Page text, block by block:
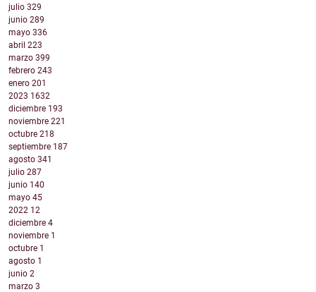
julio 329
junio 289
mayo 336
abril 223
marzo 399
febrero 243
enero 201
2023 1632
diciembre 193
noviembre 221
octubre 218
septiembre 187
agosto 341
julio 287
junio 140
mayo 45
2022 12
diciembre 4
noviembre 1
octubre 1
agosto 1
junio 2
marzo 3